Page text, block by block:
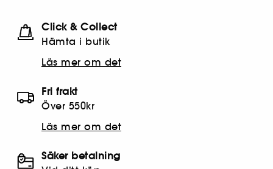
Click & Collect
Hämta i butik​
Läs mer om det
Fri frakt
Över 550kr
Läs mer om det
Säker betalning